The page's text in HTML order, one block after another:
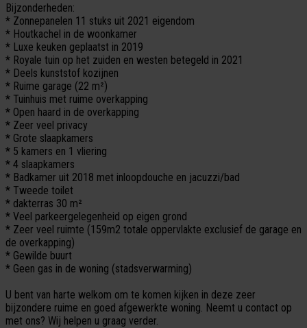
Bijzonderheden:
* Zonnepanelen 11 stuks uit 2021 eigendom
* Houtkachel in de woonkamer
* Luxe keuken geplaatst in 2019
* Royale tuin op het zuiden en westen betegeld in 2021
* Deels kunststof kozijnen
* Ruime garage (22 m²)
* Tuinhuis met ruime overkapping
* Open haard in de overkapping
* Zeer veel privacy
* Grote slaapkamers
* 5 kamers en 1 vliering
* 4 slaapkamers
* Badkamer uit 2018 met inloopdouche en jacuzzi/bad
* Tweede toilet
* dakterras 30 m²
* Veel parkeergelegenheid op eigen grond
* Zeer veel ruimte (159m2 totale oppervlakte exclusief de garage en
de overkapping)
* Gewilde buurt
* Geen gas in de woning (stadsverwarming)
U bent van harte welkom om te komen kijken in deze zeer
bijzondere ruime en goed afgewerkte woning. Neemt u contact op
met ons? Wij helpen u graag verder.